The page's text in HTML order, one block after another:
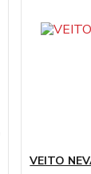
VEITO